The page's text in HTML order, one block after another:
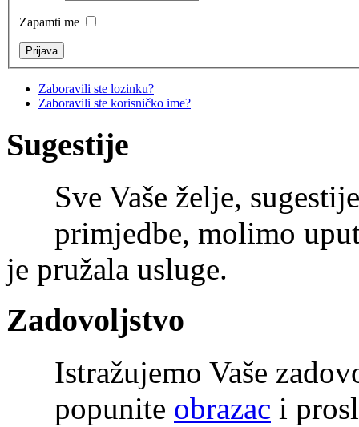
Zapamti me
Zaboravili ste lozinku?
Zaboravili ste korisničko ime?
Sugestije
Sve Vaše želje,
primjedbe, molimo
je pružala usluge.
Zadovoljstvo
Istražujemo Vaše
popunite obrazac i